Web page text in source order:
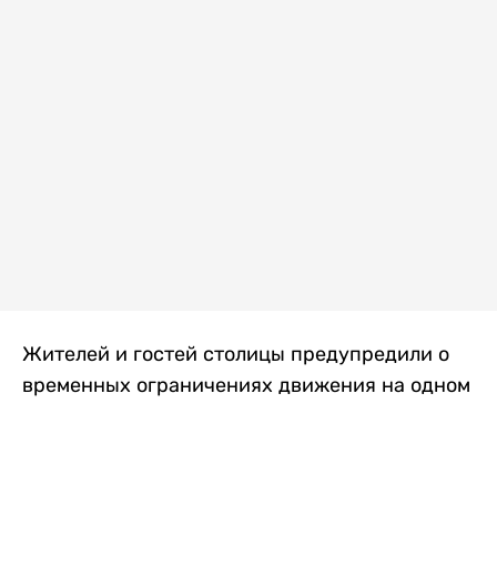
Жителей и гостей столицы предупредили о
временных ограничениях движения на одном